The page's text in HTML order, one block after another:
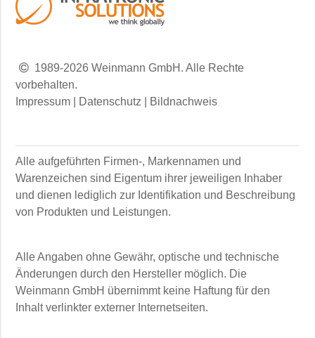
1989-2026 Weinmann GmbH. Alle Rechte
vorbehalten.
Impressum
Datenschutz Bildnachweis
Alle aufgeführten Firmen-, Markennamen und
Warenzeichen sind Eigentum ihrer jeweiligen Inhaber
und dienen lediglich zur Identifikation und Beschreibung
von Produkten und Leistungen.
Alle Angaben ohne Gewähr, optische und technische
Änderungen durch den Hersteller möglich. Die
Weinmann GmbH übernimmt keine Haftung für den
Inhalt verlinkter externer Internetseiten.